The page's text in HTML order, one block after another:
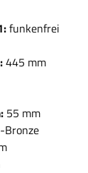
funkenfrei
445 mm
55 mm